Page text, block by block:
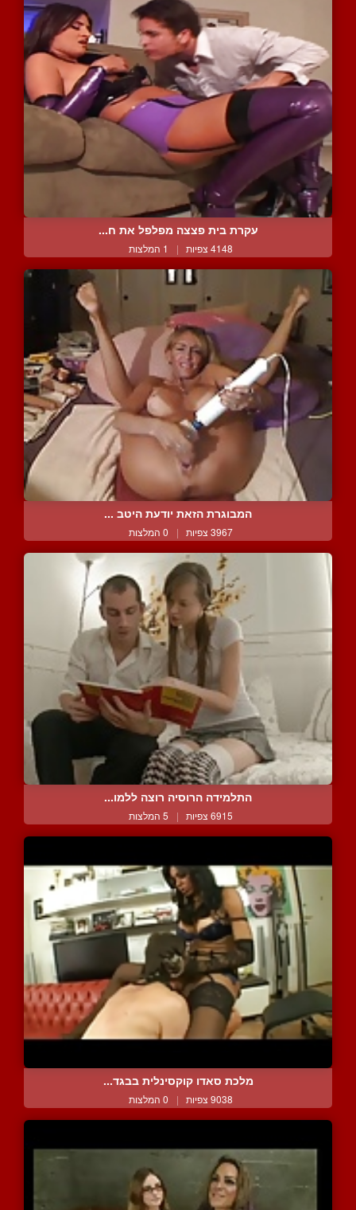
עקרת בית פצצה מפלפל את ח...
4148 צפיות | 1 המלצות
המבוגרת הזאת יודעת היטב ...
3967 צפיות | 0 המלצות
התלמידה הרוסיה רוצה ללמו...
6915 צפיות | 5 המלצות
מלכת סאדו קוקסינלית בבגד...
9038 צפיות | 0 המלצות